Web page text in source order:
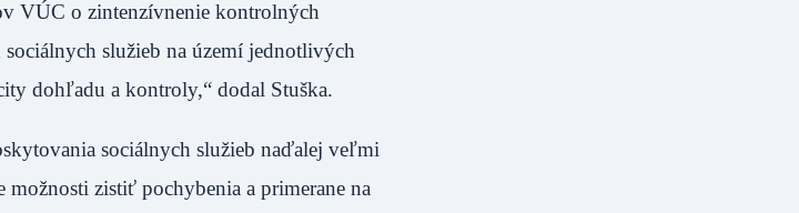
VÚC o zintenzívnenie kontrolných
služieb na území jednotlivých
dohľadu a kontroly,“ dodal Stuška.
sociálnych služieb naďalej veľmi
zistiť pochybenia a primerane na